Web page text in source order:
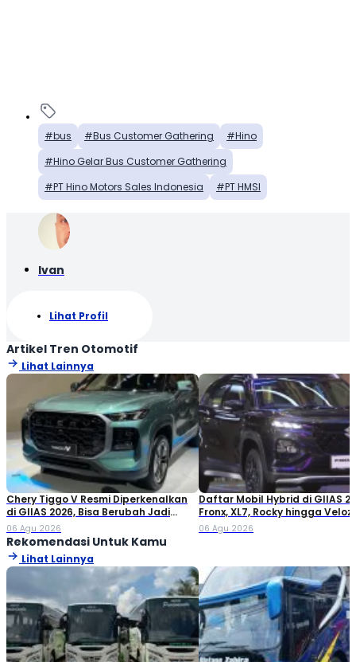
bus Bus Customer Gathering
Hino
Hino Gelar Bus Customer Gathering
PT Hino Motors Sales Indonesia
PT HMSI
Ivan
Lihat Profil
Artikel Tren Otomotif
Lihat Lainnya
Chery Tiggo V Resmi Diperkenalkan
di GIIAS 2026, Bisa Berubah Jadi
Double Cabin
06 Agu 2026
Daftar Mobil Hybrid di GIIAS
Fronx, XL7, Rocky hingga Veloz!
06 Agu 2026
Rekomendasi Untuk Kamu
Lihat Lainnya